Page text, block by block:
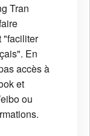
Tran
"faciliter
En
accès à
et
ou